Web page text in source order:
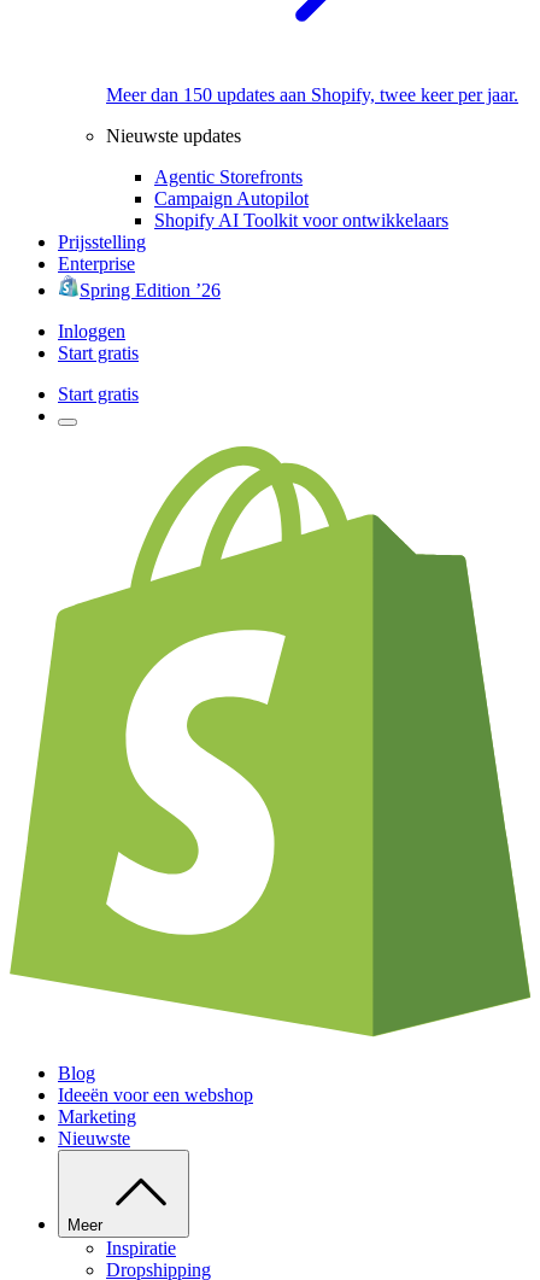
Meer dan 150 updates aan Shopify, twee keer per jaar.
Nieuwste updates
Agentic Storefronts
Campaign Autopilot
Shopify AI Toolkit voor ontwikkelaars
Prijsstelling
Enterprise
Spring Edition ’26
Inloggen
Start gratis
Start gratis
Blog
Ideeën voor een webshop
Marketing
Nieuwste
Meer
Inspiratie
Dropshipping